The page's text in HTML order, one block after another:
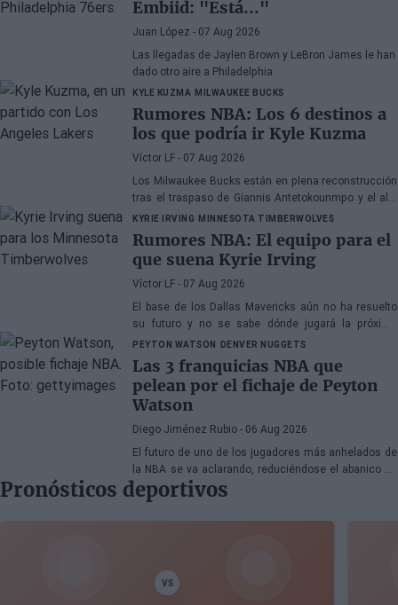
Embiid: "Está..."
Juan López - 07 Aug 2026
Las llegadas de Jaylen Brown y LeBron James le han
dado otro aire a Philadelphia
KYLE KUZMA MILWAUKEE BUCKS
Rumores NBA: Los 6 destinos a
los que podría ir Kyle Kuzma
Víctor LF - 07 Aug 2026
Los Milwaukee Bucks están en plena reconstrucción
tras el traspaso de Giannis Antetokounmpo y el ala-
pívot podría ser el siguiente
KYRIE IRVING MINNESOTA TIMBERWOLVES
Rumores NBA: El equipo para el
que suena Kyrie Irving
Víctor LF - 07 Aug 2026
El base de los Dallas Mavericks aún no ha resuelto
su futuro y no se sabe dónde jugará la próxima
temporada
PEYTON WATSON DENVER NUGGETS
Las 3 franquicias NBA que
pelean por el fichaje de Peyton
Watson
Diego Jiménez Rubio - 06 Aug 2026
El futuro de uno de los jugadores más anhelados de
la NBA se va aclarando, reduciéndose el abanico de
franquicias candidatas a tres.
Pronósticos deportivos
VS